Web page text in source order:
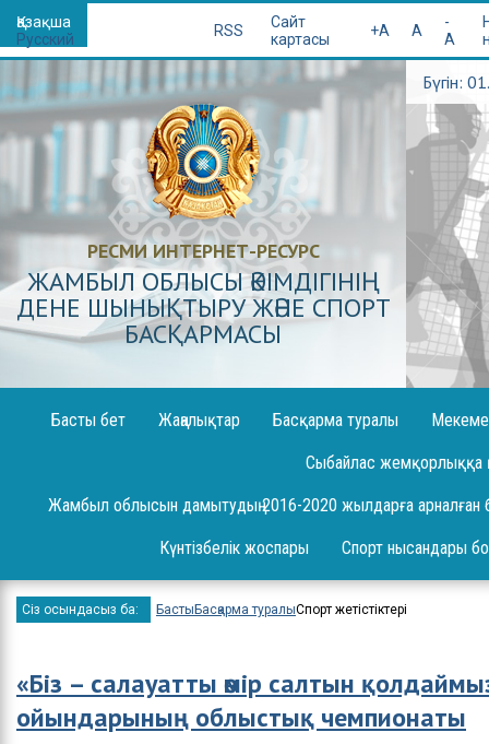
Қазақша
Русский
RSS
Сайт
картасы
+A A
-
A
РЕСМИ ИНТЕРНЕТ-РЕСУРС
ЖАМБЫЛ ОБЛЫСЫ ӘКІМДІГІНІҢ
ДЕНЕ ШЫНЫҚТЫРУ ЖӘНЕ СПОРТ
БАСҚАРМАСЫ
Бүгін:
Басты бет Жаңалықтар
Басқарма туралы
Декларация жариялау
Сұрақ-жауап
Жоба
Шаралар
Жеке және заңды
тұлғаларды қабылдау
Сыбайлас жемқорлыққа
Жамбыл облысын дамытудың 2016-2020 жылдарға арналған
Күнтізбелік жоспары Спорт нысандары
Сіз осындасыз ба: Басты Басқарма туралыСпорт жетістіктері
«Біз – салауатты өмір салтын
ойындарының облыстық чемпионаты